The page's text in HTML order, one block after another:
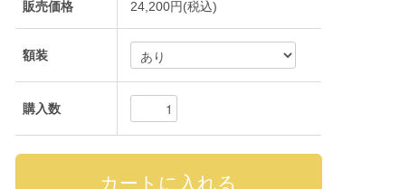
販売価格 24,200円(税込)
額装
購入数